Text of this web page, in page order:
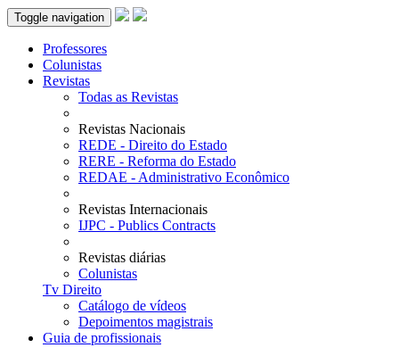
Toggle navigation
Professores
Colunistas
Revistas
Todas as Revistas
Revistas Nacionais
REDE - Direito do Estado
RERE - Reforma do Estado
REDAE - Administrativo Econômico
Revistas Internacionais
IJPC - Publics Contracts
Revistas diárias
Colunistas
Tv Direito
Catálogo de vídeos
Depoimentos magistrais
Guia de profissionais